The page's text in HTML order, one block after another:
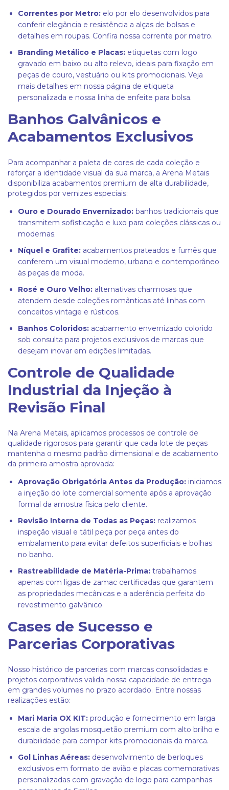
Correntes por Metro: elo por elo desenvolvidos para
conferir elegância e resistência a alças de bolsas e
detalhes em roupas. Confira nossa corrente por metro.
Branding Metálico e Placas: etiquetas com logo
gravado em baixo ou alto relevo, ideais para fixação em
peças de couro, vestuário ou kits promocionais. Veja
mais detalhes em nossa página de etiqueta
personalizada e nossa linha de enfeite para bolsa.
Banhos Galvânicos e
Acabamentos Exclusivos
Para acompanhar a paleta de cores de cada coleção e
reforçar a identidade visual da sua marca, a Arena Metais
disponibiliza acabamentos premium de alta durabilidade,
protegidos por vernizes especiais:
Ouro e Dourado Envernizado: banhos tradicionais que
transmitem sofisticação e luxo para coleções clássicas ou
modernas.
Níquel e Grafite: acabamentos prateados e fumês que
conferem um visual moderno, urbano e contemporâneo
às peças de moda.
Rosé e Ouro Velho: alternativas charmosas que
atendem desde coleções românticas até linhas com
conceitos vintage e rústicos.
Banhos Coloridos: acabamento envernizado colorido
sob consulta para projetos exclusivos de marcas que
desejam inovar em edições limitadas.
Controle de Qualidade
Industrial da Injeção à
Revisão Final
Na Arena Metais, aplicamos processos de controle de
qualidade rigorosos para garantir que cada lote de peças
mantenha o mesmo padrão dimensional e de acabamento
da primeira amostra aprovada:
Aprovação Obrigatória Antes da Produção: iniciamos
a injeção do lote comercial somente após a aprovação
formal da amostra física pelo cliente.
Revisão Interna de Todas as Peças: realizamos
inspeção visual e tátil peça por peça antes do
embalamento para evitar defeitos superficiais e bolhas
no banho.
Rastreabilidade de Matéria-Prima: trabalhamos
apenas com ligas de zamac certificadas que garantem
as propriedades mecânicas e a aderência perfeita do
revestimento galvânico.
Cases de Sucesso e
Parcerias Corporativas
Nosso histórico de parcerias com marcas consolidadas e
projetos corporativos valida nossa capacidade de entrega
em grandes volumes no prazo acordado. Entre nossas
realizações estão:
Mari Maria OX KIT: produção e fornecimento em larga
escala de argolas mosquetão premium com alto brilho e
durabilidade para compor kits promocionais da marca.
Gol Linhas Aéreas: desenvolvimento de berloques
exclusivos em formato de avião e placas comemorativas
personalizadas com gravação de logo para campanhas